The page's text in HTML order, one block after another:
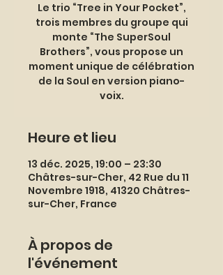
Le trio “Tree in Your Pocket”,
trois membres du groupe qui
monte “The SuperSoul
Brothers”, vous propose un
moment unique de célébration
de la Soul en version piano-
voix.
Heure et lieu
13 déc. 2025, 19:00 – 23:30
Châtres-sur-Cher, 42 Rue du 11
Novembre 1918, 41320 Châtres-
sur-Cher, France
À propos de
l'événement